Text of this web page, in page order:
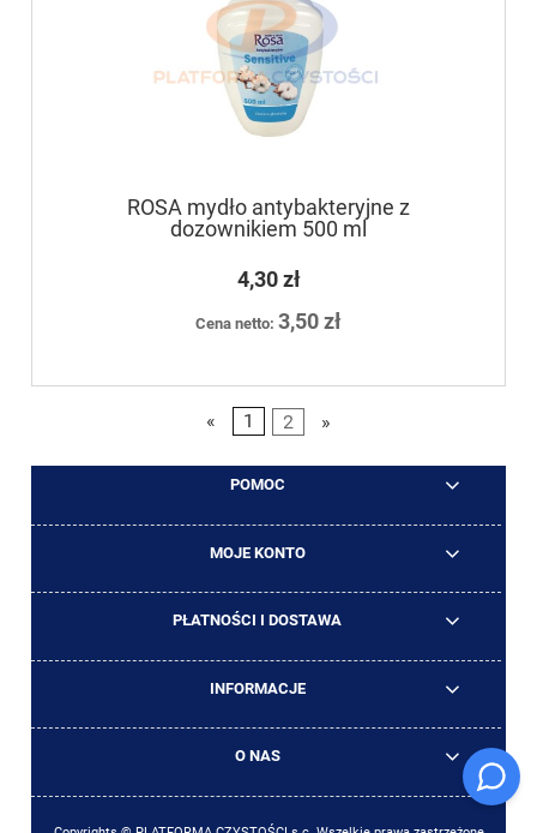
ROSA mydło antybakteryjne z
dozownikiem 500 ml
4,30 zł
Cena netto: 3,50 zł
« 1 2 »
POMOC
MOJE KONTO
PŁATNOŚCI I DOSTAWA
INFORMACJE
O NAS